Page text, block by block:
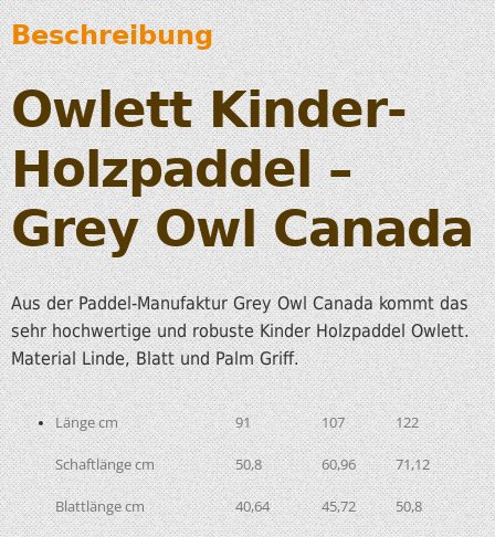
Beschreibung
Owlett Kinder-
Holzpaddel –
Grey Owl Canada
Aus der Paddel-Manufaktur Grey Owl Canada kommt das
sehr hochwertige und robuste Kinder Holzpaddel Owlett.
Material Linde, Blatt und Palm Griff.
Länge cm 91 107 122
Schaftlänge cm 50,8 60,96 71,12
Blattlänge cm 40,64 45,72 50,8